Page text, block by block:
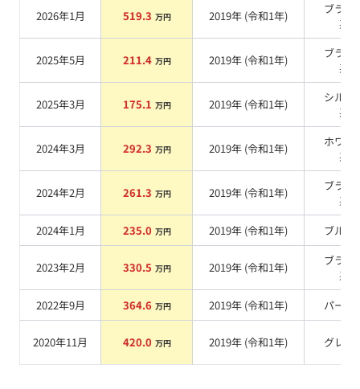
2026年1月 519.3 万円 2019年 (令和1年)
ブラッ
系
2025年5月 211.4 万円 2019年 (令和1年)
ブラッ
系
2025年3月 175.1 万円 2019年 (令和1年)
シルバ
系
2024年3月 292.3 万円 2019年 (令和1年)
ホワイ
系
2024年2月 261.3 万円 2019年 (令和1年)
ブラッ
系
2024年1月
235.0 万円 2019年 (令和1年) ブルー
2023年2月 330.5 万円 2019年 (令和1年)
ブラッ
系
2022年9月
364.6 万円 2019年 (令和1年) パール
2020年11月 420.0 万円 2019年 (令和1年) グレー